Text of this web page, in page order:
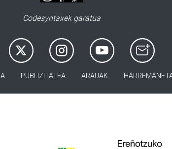
Codesyntaxek garatua
PUBLIZITATEA ARAUAK